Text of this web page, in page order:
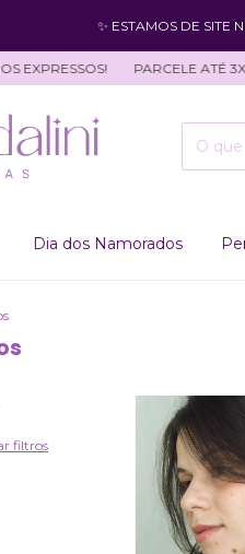
✨ ESTAMOS DE SITE
EXPRESSOS! PARCELE ATÉ 3X
Dia dos Namorados
filtros